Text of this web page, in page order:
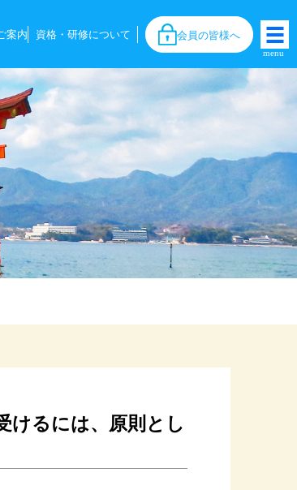
案内 資格・研修について 会員の皆様へ
けるには、原則とし